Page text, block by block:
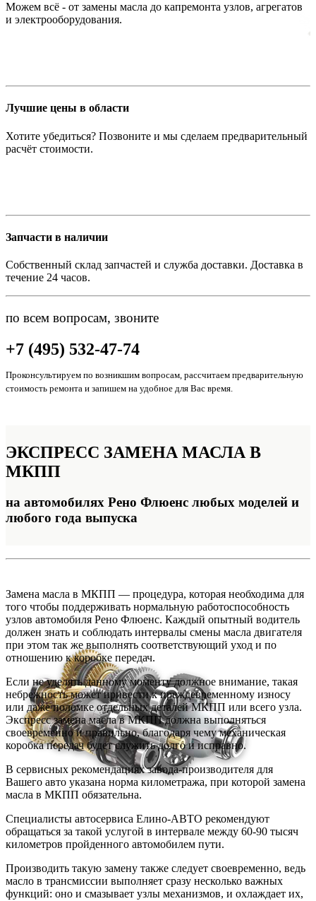
Можем всё - от замены масла до капремонта узлов, агрегатов
и электрооборудования.
Лучшие цены в области
Хотите убедиться? Позвоните и мы сделаем предварительный
расчёт стоимости.
Запчасти в наличии
Собственный склад запчастей и служба доставки. Доставка в
течение 24 часов.
по всем вопросам, звоните
+7 (495) 532-47-74
Проконсультируем по возникшим вопросам, рассчитаем предварительную
стоимость ремонта и запишем на удобное для Вас время.
ЭКСПРЕСС ЗАМЕНА МАСЛА В
МКПП
на автомобилях Рено Флюенс любых моделей и
любого года выпуска
Замена масла в МКПП — процедура, которая необходима для
того чтобы поддерживать нормальную работоспособность
узлов автомобиля Рено Флюенс. Каждый опытный водитель
должен знать и соблюдать интервалы смены масла двигателя
при этом так же выполнять соответствующий уход и по
отношению к коробке передач.
Если не уделять данному моменту должное внимание, такая
небрежность может привести к преждевременному износу
или даже поломке отдельных деталей МКПП или всего узла.
Экспресс замена масла в МКПП должна выполняться
своевременно и правильно, благодаря чему механическая
коробка передач будет служить долго и исправно.
В сервисных рекомендациях завода-производителя для
Вашего авто указана норма километража, при которой замена
масла в МКПП обязательна.
Специалисты автосервиса Елино-АВТО рекомендуют
обращаться за такой услугой в интервале между 60-90 тысяч
километров пройденного автомобилем пути.
Производить такую замену также следует своевременно, ведь
масло в трансмиссии выполняет сразу несколько важных
функций: оно и смазывает узлы механизмов, и охлаждает их,